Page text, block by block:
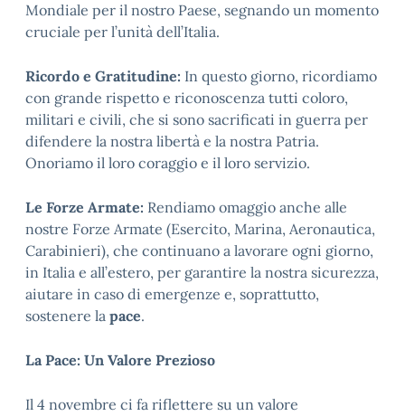
Mondiale per il nostro Paese, segnando un momento
cruciale per l’unità dell’Italia.
Ricordo e Gratitudine: In questo giorno, ricordiamo
con grande rispetto e riconoscenza tutti coloro,
militari e civili, che si sono sacrificati in guerra per
difendere la nostra libertà e la nostra Patria.
Onoriamo il loro coraggio e il loro servizio.
Le Forze Armate: Rendiamo omaggio anche alle
nostre Forze Armate (Esercito, Marina, Aeronautica,
Carabinieri), che continuano a lavorare ogni giorno,
in Italia e all’estero, per garantire la nostra sicurezza,
aiutare in caso di emergenze e, soprattutto,
sostenere la pace.
La Pace: Un Valore Prezioso
Il 4 novembre ci fa riflettere su un valore